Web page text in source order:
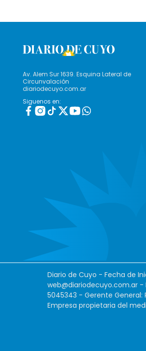
Av. Alem Sur 1639. Esquina Lateral de
Circunvalación
diariodecuyo.com.ar
Siguenos en:
Diario de Cuyo - Fecha de
web@diariodecuyo.com.ar -
5045343 - Gerente General:
Empresa propietaria del